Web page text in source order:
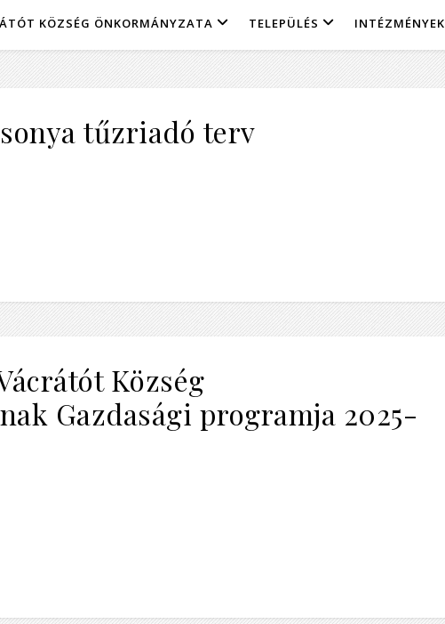
KÖZSÉG ÖNKORMÁNYZATA TELEPÜLÉS INTÉZMÉNYEK
tűzriadó terv
Község
Gazdasági programja 2025-